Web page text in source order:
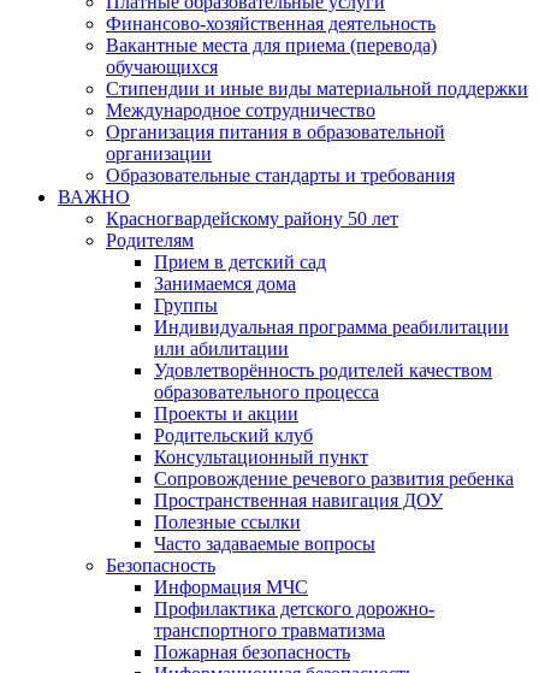
Финансово-хозяйственная деятельность
Вакантные места для приема (перевода)
обучающихся
Стипендии и иные виды материальной поддержки
Международное сотрудничество
Организация питания в образовательной
организации
Образовательные стандарты и требования
ВАЖНО
Красногвардейскому району 50 лет
Родителям
Прием в детский сад
Занимаемся дома
Группы
Индивидуальная программа реабилитации
или абилитации
Удовлетворённость родителей качеством
образовательного процесса
Проекты и акции
Родительский клуб
Консультационный пункт
Сопровождение речевого развития ребенка
Пространственная навигация ДОУ
Полезные ссылки
Часто задаваемые вопросы
Безопасность
Информация МЧС
Профилактика детского дорожно-
транспортного травматизма
Пожарная безопасность